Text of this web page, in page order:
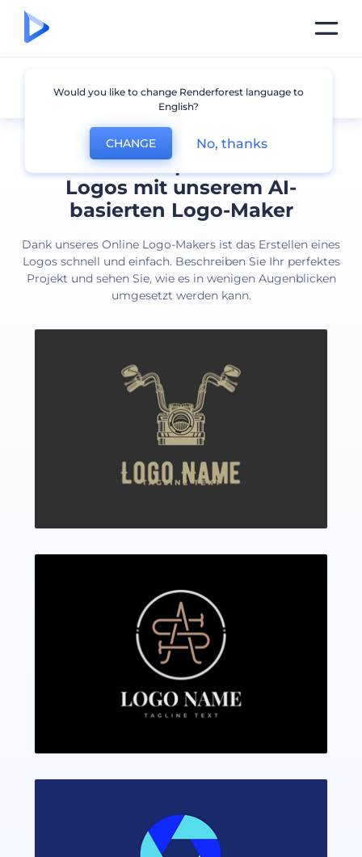
Erstellen Sie professionelle
Logos mit unserem AI-
basierten Logo-Maker
Dank unseres Online Logo-Makers ist das Erstellen eines
Logos schnell und einfach. Beschreiben Sie Ihr perfektes
Projekt und sehen Sie, wie es in wenigen Augenblicken
umgesetzt werden kann.
Alle Logos
Would you like to change Renderforest language to
English?
CHANGE No, thanks